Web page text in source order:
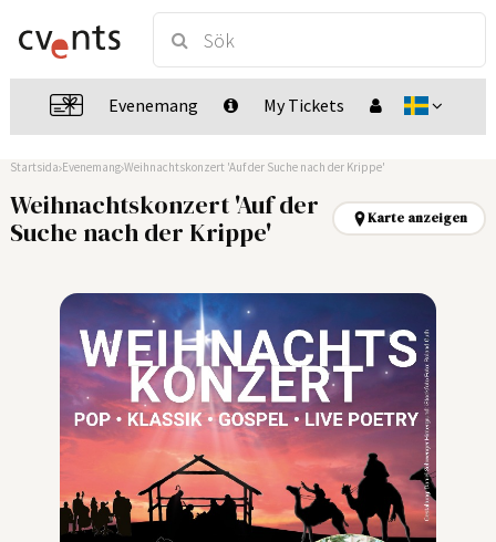
Evenemang My Tickets
Startsida Evenemang Weihnachtskonzert 'Auf der Suche nach der Krippe'
Weihnachtskonzert 'Auf der
Suche nach der Krippe'
Karte anzeigen